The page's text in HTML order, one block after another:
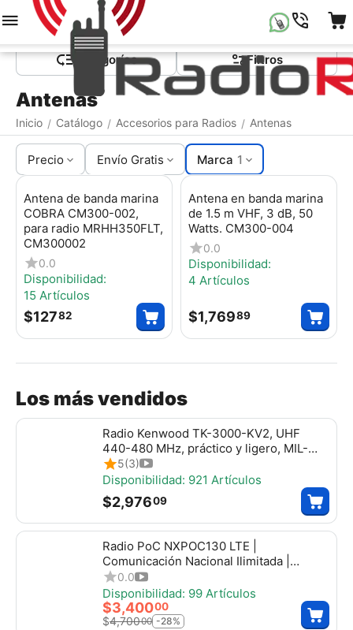
Сategorías Filtros
Antenas
Inicio / Catálogo / Accesorios para Radios / Antenas
Precio Envío Gratis Marca 1
Antena de banda marina
COBRA CM300-002,
para radio MRHH350FLT,
CM300002
0.0
Disponibilidad:
15 Artículos
$12782
Antena en banda marina
de 1.5 m VHF, 3 dB, 50
Watts. CM300-004
0.0
Disponibilidad:
4 Artículos
$1,76989
Los más vendidos
Radio Kenwood TK-3000-KV2, UHF
440-480 MHz, práctico y ligero, MIL-
STD-810, 16 canales, DTMF, IP54, VOX,
Scan. Incluye antena, batería, cargador y
clip, tk3000kv2
5(3)
Disponibilidad: 921 Artículos
$2,97609
Radio PoC NXPOC130 LTE |
Comunicación Nacional Ilimitada |
Incluye Servicio TASSTA + SIM de Datos
por 1 Año
0.0
Disponibilidad: 99 Artículos
$3,40000
$4,70000 -28%
Menú Buscar Lista de la